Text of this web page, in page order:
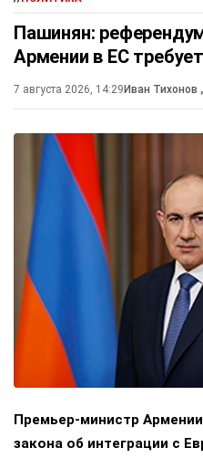
Пашинян:
Армении в ЕС
7 августа 2026, 14:29 Иван Тихонов ,
Премьер-министр
закона об интеграции с